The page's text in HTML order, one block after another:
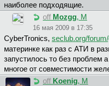
наиболее подходящие.
off Mozgg, М
16 мая 2009 в 17:35
CyberTronics, seclub.org/
материнке как раз с АТИ в
запустилось то без проблем
многое от совместимости
off Koenig, М